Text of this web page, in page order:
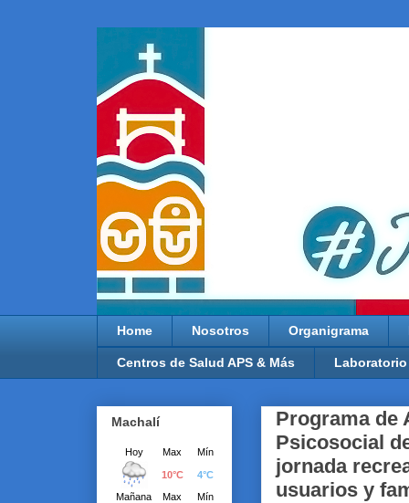
Home Nosotros Organigrama
Centros de Salud APS & Más Laboratorio
Programa de
Psicosocial
jornada
usuarios y
Machalí